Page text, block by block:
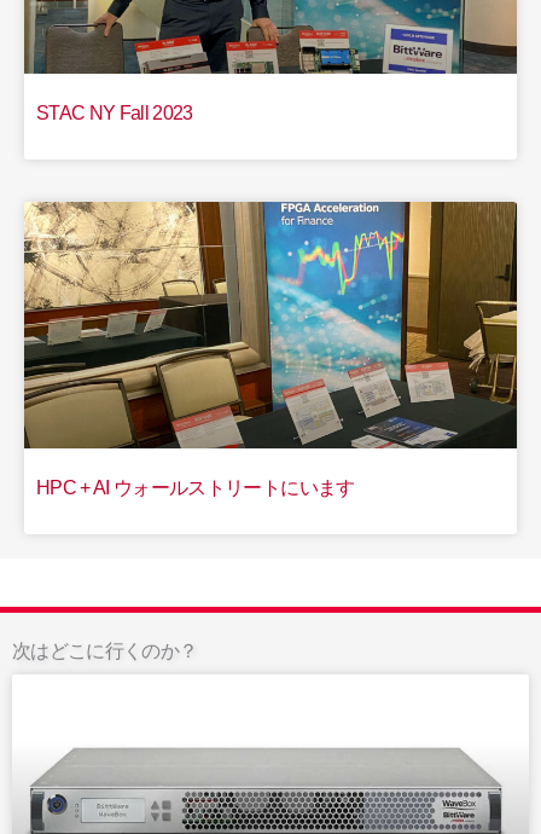
STAC NY Fall 2023
HPC + AI ウォールストリートにいます
次はどこに行くのか？